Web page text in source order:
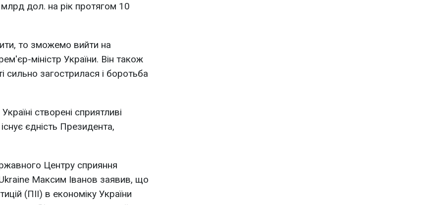
дол. на рік протягом 10
то зможемо вийти на
міністр України. Він також
сильно загострилася і боротьба
створені сприятливі
єдність Президента,
Центру сприяння
Максим Іванов заявив, що
(ПІІ) в економіку України